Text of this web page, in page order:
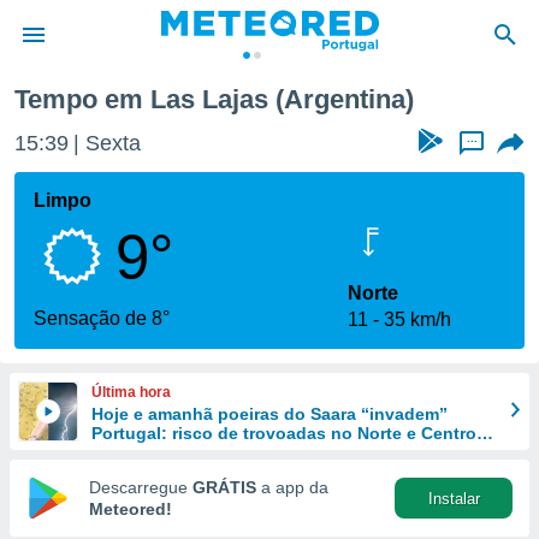
da
foi
fornecidas
a este
das
e
forma
digital
Tempo em Las Lajas (Argentina)
15:39 Sexta ...
Limpo
9°
Sensação de 8°
Norte
11
35 km/h
Última hora
Hoje e amanhã poeiras do Saara “invadem”
Portugal: risco de trovoadas no Norte e Centro
Descarregue GRÁTIS a app da
Meteored!
Instalar